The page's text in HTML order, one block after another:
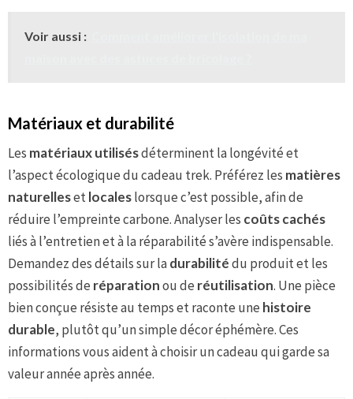
Voir aussi :
Matériaux et durabilité
Les matériaux utilisésdéterminent la longévité et
l’aspect écologique du cadeau trek. Préférez les matières
naturellesetlocaleslorsque c’est possible, afin de
réduire l’empreinte carbone. Analyser les coûts cachés
liés à l’entretien et à la réparabilité s’avère indispensable.
Demandez des détails sur ladurabilitédu produit et les
possibilités de réparationou de réutilisation. Une pièce
bien conçue résiste au temps et raconte une histoire
durable, plutôt qu’un simple décor éphémère. Ces
informations vous aident à choisir un cadeau qui garde sa
valeur année après année.